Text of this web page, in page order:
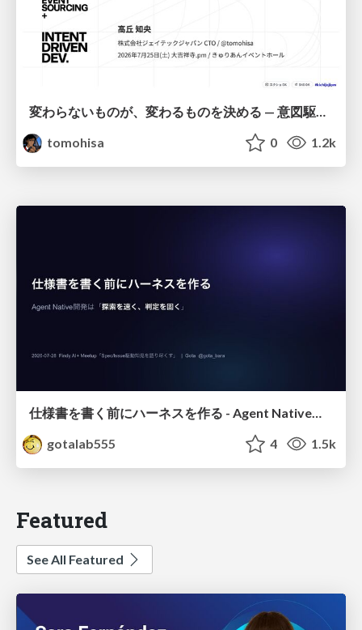
tomohisa
0 1.2k
仕様書を書く前にハーネスを作る - Agent Native開発は「探索を速く、判定を固く」
gotalab555
4 1.5k
Featured
See All Featured